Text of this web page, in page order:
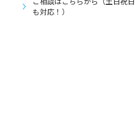
も対応！）